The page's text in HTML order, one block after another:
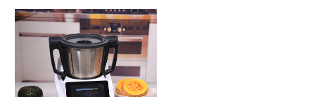
кухня Китай
высокоскоростной
супница кухонный
комбайн кухонная
техника Термомиксер